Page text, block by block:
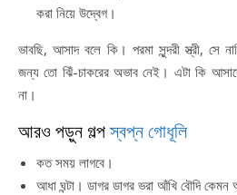
করা নিয়ে উদ্বেগ।
ভাবছি, আসাদ বলে কি। পরমা সুন্দরী স্ত্রী, সে
জন্য তো ঝিঁ-চাকরের অভাব নেই। এটা কি
না।
আরও পড়ুন গল্পস্বপ্ন গোধূলি
কত সময় লাগবে।
আধা ঘন্টা। ডাগর ডাগর ভরা আঁখি বৌদি কেমন